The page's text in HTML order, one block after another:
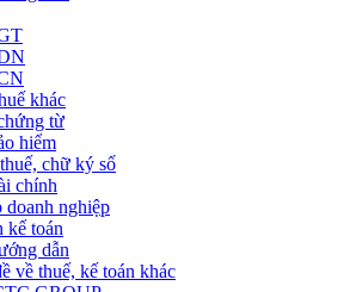
khác
từ
hiểm
chữ ký số
chính
doanh nghiệp
kế toán
dẫn
về thuế, kế toán khác